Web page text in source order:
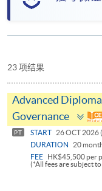
23 项结果
Advanced
Governance
PT START
26 OCT 2026
DURATION
20
FEE
HK$45,500 per
(*All fees are subject